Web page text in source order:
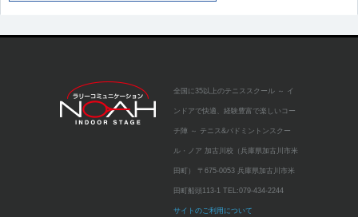
全国に35以上のテニススクール ～ イ
ンドアで快適、経験豊富で楽しいコー
チ陣 ～ テニス&バドミントンスクー
ル・ノア 加古川校（兵庫県加古川市米
田町） 〒675-0053 兵庫県加古川市米
田町船頭113-1 TEL:079-434-2244
サイトのご利用について